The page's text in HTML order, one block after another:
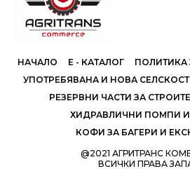
НАЧАЛО Е - КАТАЛОГ
ПОЛИТИКА
УПОТРЕБЯВАНА И НОВА
РЕЗЕРВНИ ЧАСТИ ЗА
ХИДРАВЛИЧНИ ПОМПИ
КОФИ ЗА БАГЕРИ И
@2021 АГРИТРАНС
ВСИЧКИ ПРАВА